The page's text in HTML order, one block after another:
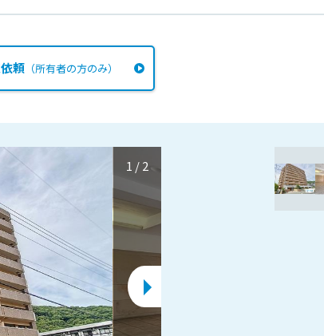
1 /2
頼（所有者の方のみ）